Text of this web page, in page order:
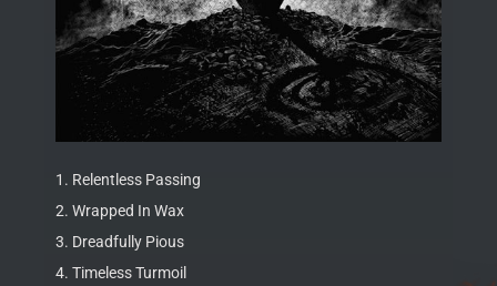
1. Relentless Passing
2. Wrapped In Wax
3. Dreadfully Pious
4. Timeless Turmoil